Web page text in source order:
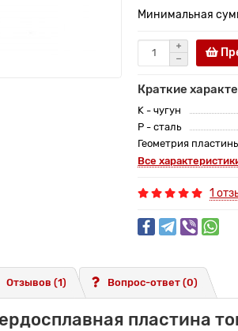
Минимальная
Краткие
K - чугун
P - сталь
Геометрия
Все
1
Отзывов (1) Вопрос-ответ (0)
пластина